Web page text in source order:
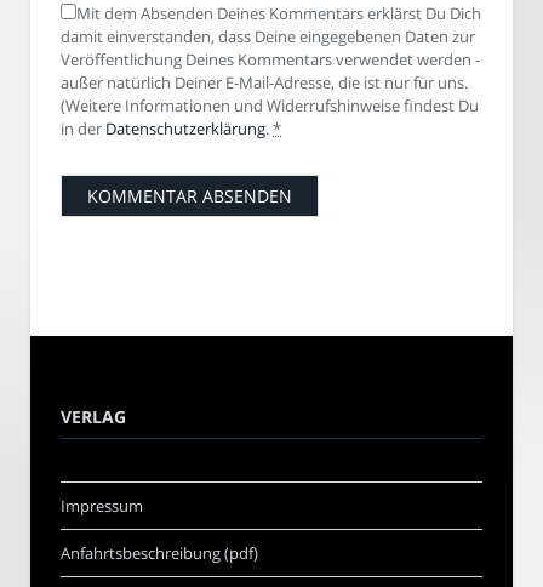
Mit dem Absenden Deines Kommentars erklärst Du Dich
damit einverstanden, dass Deine eingegebenen Daten zur
Veröffentlichung Deines Kommentars verwendet werden -
außer natürlich Deiner E-Mail-Adresse, die ist nur für uns.
(Weitere Informationen und Widerrufshinweise findest Du
in der Datenschutzerklärung. *
VERLAG
Impressum
Anfahrtsbeschreibung (pdf)